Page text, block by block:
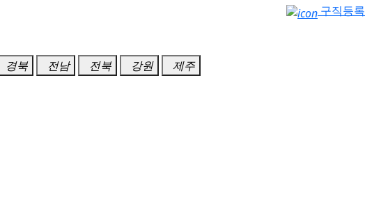
구직등록
경북 전남 전북 강원 제주